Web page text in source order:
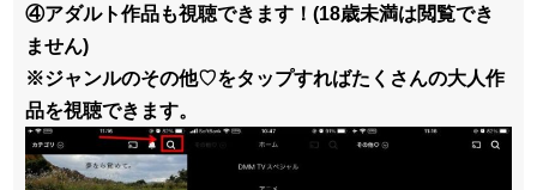
④アダルト作品も視聴できます！(18歳未満は閲覧でき
ません)
※ジャンルのその他♡をタップすればたくさんの大人作
品を視聴できます。